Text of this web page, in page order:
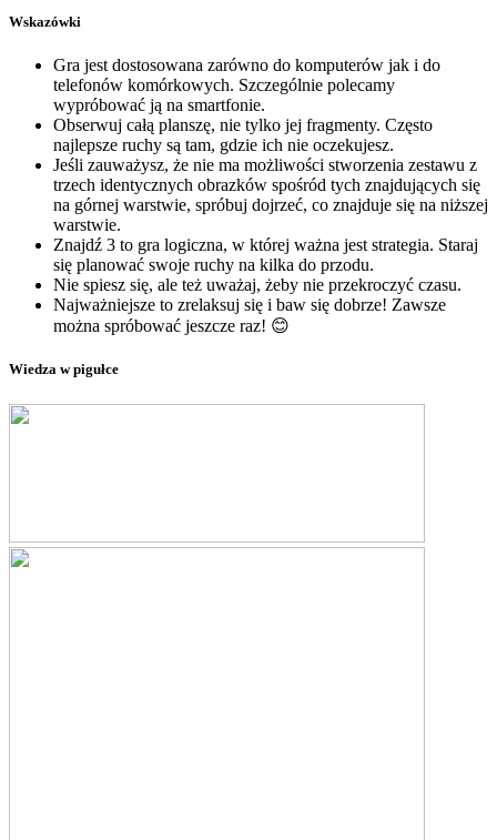
Wskazówki
Gra jest dostosowana zarówno do komputerów jak i do
telefonów komórkowych. Szczególnie polecamy
wypróbować ją na smartfonie.
Obserwuj całą planszę, nie tylko jej fragmenty. Często
najlepsze ruchy są tam, gdzie ich nie oczekujesz.
Jeśli zauważysz, że nie ma możliwości stworzenia zestawu z
trzech identycznych obrazków spośród tych znajdujących się
na górnej warstwie, spróbuj dojrzeć, co znajduje się na niższej
warstwie.
Znajdź 3 to gra logiczna, w której ważna jest strategia. Staraj
się planować swoje ruchy na kilka do przodu.
Nie spiesz się, ale też uważaj, żeby nie przekroczyć czasu.
Najważniejsze to zrelaksuj się i baw się dobrze! Zawsze
można spróbować jeszcze raz! 😊
Wiedza w pigułce